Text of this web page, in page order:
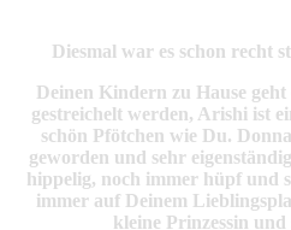
Diesmal war es schon recht
Deinen Kindern zu Hause
gestreichelt werden, Arishi ist
schön Pfötchen wie Du.
geworden und sehr
hippelig, noch immer hüpf und
immer auf Deinem
kleine Prinzessin